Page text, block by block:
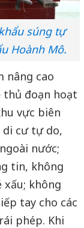
súng tự
Hoành Mô.
nâng cao
thủ đoạn hoạt
vực biên
di cư tự do,
nước;
tin, không
xấu; không
tay cho các
phép. Khi